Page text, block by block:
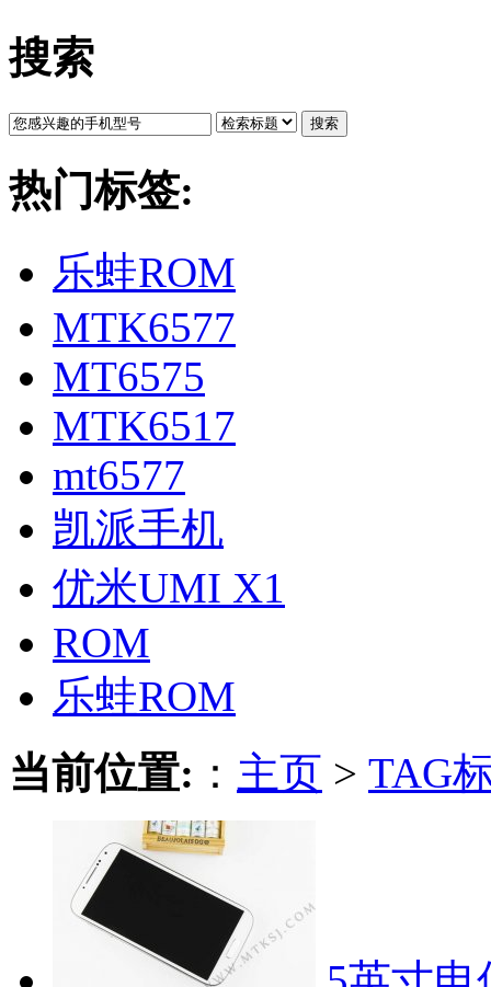
搜索
搜索
热门标签:
乐蛙ROM
MTK6577
MT6575
MTK6517
mt6577
凯派手机
优米UMI X1
ROM
乐蛙ROM
当前位置: ： 主页 > TAG